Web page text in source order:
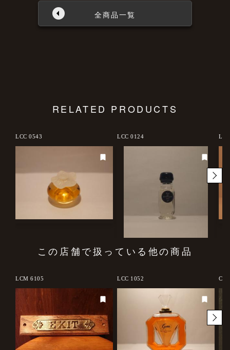
全商品一覧
RELATED PRODUCTS
LCC 0543 LCC 0124
この店舗で扱っている他の商品
LCM 6105 LCC 1052